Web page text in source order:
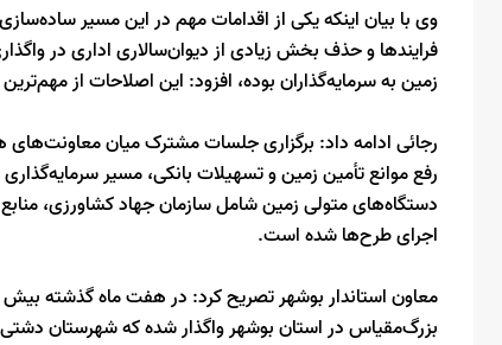
وی با بیان اینکه یکی از اقدامات مهم در این مسیر ساده‌سازی
فرایندها و حذف بخش زیادی از دیوان‌سالاری اداری در
زمین به سرمایه‌گذاران بوده، افزود: این اصلاحات از
رجائی ادامه داد: برگزاری جلسات مشترک میان معاونت‌های
رفع موانع تأمین زمین و تسهیلات بانکی، مسیر
دستگاه‌های متولی زمین شامل سازمان جهاد کشاورزی،
اجرای طرح‌ها شده است.
بزرگ‌مقیاس در استان بوشهر واگذار شده که شهرستان